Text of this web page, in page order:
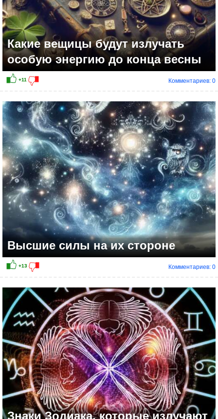
+10
Какие вещицы будут излучать
особую энергию до конца весны
Комментариев: 0
Высшие силы на их стороне
Комментариев: 0
Знаки Зодиака, которые излучают